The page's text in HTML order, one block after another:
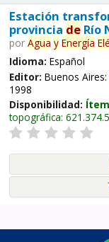
Estación
provincia deRío
por Agua y Energía
Idioma: Español
Editor: Buenos Aires:
1998
Disponibilidad:
topográfica: